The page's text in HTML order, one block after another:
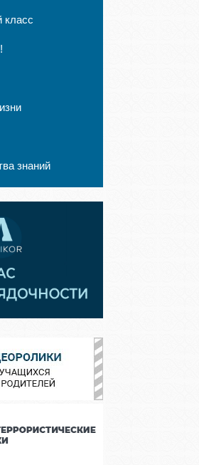
класс
знаний